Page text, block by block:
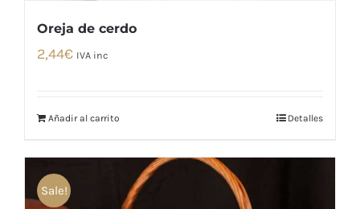
Oreja de cerdo
2,44€ IVA inc
Añadir al carrito Detalles
Sale!